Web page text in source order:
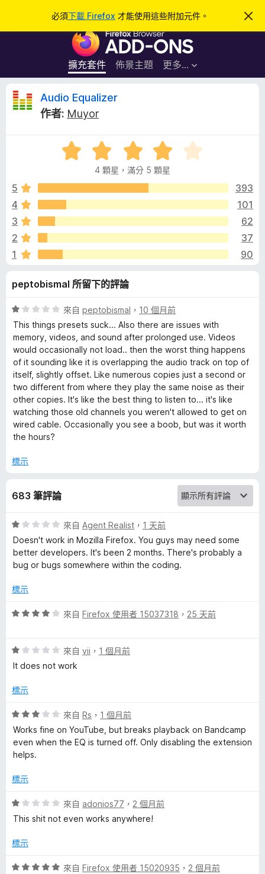
必須下載 Firefox 才能使用這些附加元件。
忽
此
F
r
e
覽
器
附
加
件
擴充套件 佈景主題 更多…
登入
A
i
o
E
q
u
a
l
i
z
e
的
評
論
Audio Equalizer
作者: Muyor
評
價
分
滿
5
4 顆星，滿分 5 顆星
5
393
4
101
3
62
2
37
1
90
peptobismal 所留下的評論
評
價
1
分
，
滿
分
5
分
來自 peptobismal ， 10 個月前
This things presets suck... Also there are issues with
memory, videos, and sound after prolonged use. Videos
would occasionally not load.. then the worst thing happens
of it sounding like it is overlapping the audio track on top of
itself, slightly offset. Like numerous copies just a second or
two different from where they play the same noise as their
other copies. It's like the best thing to listen to... it's like
watching those old channels you weren't allowed to get on
wired cable. Occasionally you see a boob, but was it worth
the hours?
標示
683 筆評論
評
價
1
分
滿
5
來自 Agent Realist ， 1 天前
Doesn't work in Mozilla Firefox. You guys may need some
better developers. It's been 2 months. There's probably a
bug or bugs somewhere within the coding.
標示
評
分
，
分
分
來自 Firefox 使用者 15037318 ， 25 天前
評
價
分
滿
分
分
來自 vii ， 1 個月前
It does not work
標示
評
價
3
分
滿
5
分
來自 Rs ， 1 個月前
Works fine on YouTube, but breaks playback on Bandcamp
even when the EQ is turned off. Only disabling the extension
helps.
標示
評
價
分
滿
來自 adonios77 ， 2 個月前
This shit not even works anywhere!
標示
評
來自 Firefox 使用者 15020935 ， 2 個月前